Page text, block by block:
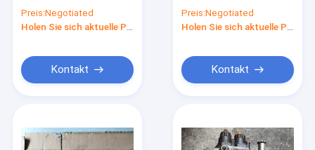
Bagger E120B
101062-8520
Preis:Negotiated
Kontakt
39203-000771 für
Bagger PC300-7
Preis:Negotiated
Kontakt